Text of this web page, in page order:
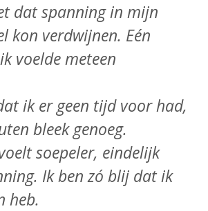
dat spanning in mijn
kon verdwijnen. Eén
voelde meteen
ik er geen tijd voor had,
bleek genoeg.
soepeler, eindelijk
Ik ben zó blij dat ik
heb.